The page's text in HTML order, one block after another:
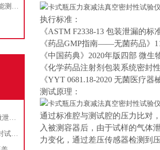
PBSC-RP30接骨螺钉自攻性能测试‌仪
ASTM F2338包装完整性的微泄漏测试方法
MLT-V100(T)微泄漏无损密封试验仪的仪器介绍
执行标准：
《ASTM F2338-13 包装泄漏的
《药品GMP指南——无菌药品》
《中国药典》2020年版四部 微生
《化学药品注射剂包装系统密封
《YYT 0681.18-2020 无菌医疗
测试原理：
通过标准腔与测试腔的压力比对
入被测容器后，由于试样的气体
力变化，通过差压传感器检测到